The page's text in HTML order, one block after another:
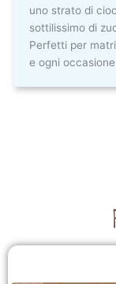
uno strato di
sottilissimo di
Perfetti per
e ogni